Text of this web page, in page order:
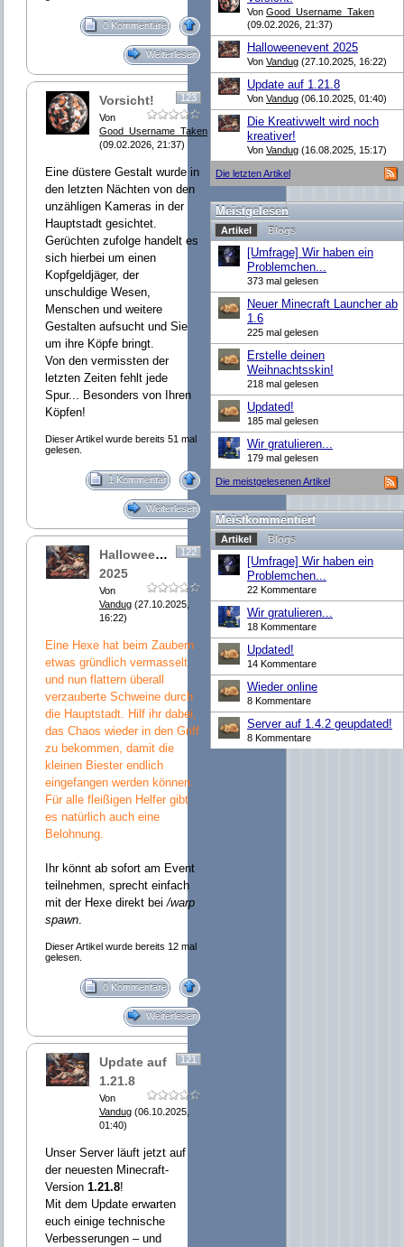
0 Kommentare
Weiterlesen
123
Vorsicht!
Von
Good_Username_Taken
(09.02.2026, 21:37)
Eine düstere Gestalt wurde in
den letzten Nächten von den
unzähligen Kameras in der
Hauptstadt gesichtet.
Gerüchten zufolge handelt es
sich hierbei um einen
Kopfgeldjäger, der
unschuldige Wesen,
Menschen und weitere
Gestalten aufsucht und Sie
um ihre Köpfe bringt.
Von den vermissten der
letzten Zeiten fehlt jede
Spur... Besonders von Ihren
Köpfen!
Dieser Artikel wurde bereits 51 mal
gelesen.
1 Kommentar
Weiterlesen
122
Halloweenevent
2025
Von
Vandug (27.10.2025,
16:22)
Eine Hexe hat beim Zaubern
etwas gründlich vermasselt
und nun flattern überall
verzauberte Schweine durch
die Hauptstadt. Hilf ihr dabei,
das Chaos wieder in den Griff
zu bekommen, damit die
kleinen Biester endlich
eingefangen werden können.
Für alle fleißigen Helfer gibt
es natürlich auch eine
Belohnung.
Ihr könnt ab sofort am Event
teilnehmen, sprecht einfach
mit der Hexe direkt bei/warp
spawn
Dieser Artikel wurde bereits 12 mal
gelesen.
0 Kommentare
Weiterlesen
121
Update auf
1.21.8
Von
Vandug (06.10.2025,
01:40)
Unser Server läuft jetzt auf
der neuesten Minecraft-
Version 1.21.8!
Mit dem Update erwarten
euch einige technische
Verbesserungen – und
Von Good_Username_Taken
(09.02.2026, 21:37)
Halloweenevent 2025
Von Vandug (27.10.2025, 16:22)
Update auf 1.21.8
Von Vandug (06.10.2025, 01:40)
Die Kreativwelt wird noch
kreativer!
Von Vandug (16.08.2025, 15:17)
Die letzten Artikel
Meistgelesen
Artikel Blogs
[Umfrage] Wir haben ein
Problemchen...
373 mal gelesen
Neuer Minecraft Launcher ab
1.6
225 mal gelesen
Erstelle deinen
Weihnachtsskin!
218 mal gelesen
Updated!
185 mal gelesen
Wir gratulieren...
179 mal gelesen
Die meistgelesenen Artikel
Meistkommentiert
Artikel Blogs
[Umfrage] Wir haben ein
Problemchen...
22 Kommentare
Wir gratulieren...
18 Kommentare
Updated!
14 Kommentare
Wieder online
8 Kommentare
Server auf 1.4.2 geupdated!
8 Kommentare